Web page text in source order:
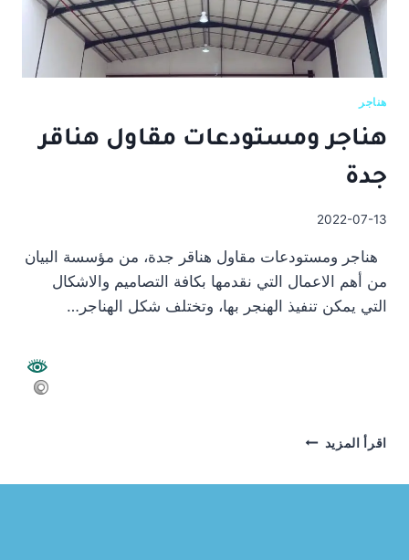
هناجر
هناجر ومستودعات مقاول هناقر
جدة
2022-07-13
هناجر ومستودعات مقاول هناقر جدة، من مؤسسة البيان
من أهم الاعمال التي نقدمها بكافة التصاميم والاشكال
التي يمكن تنفيذ الهنجر بها، وتختلف شكل الهناجر…
اقرأ المزيد هناجر